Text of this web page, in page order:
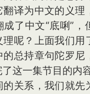
译为中文的义理
了中文“底唎”，
呢？上面我们用
总持章句陀罗尼
这一集节目的内
的关系，我们就先